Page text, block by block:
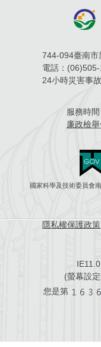
744-094臺南市
電話：
24小時災害事
服務時間
廉政檢
國家科學及技術委員會
隱私權保護政策
(螢幕設
您是第